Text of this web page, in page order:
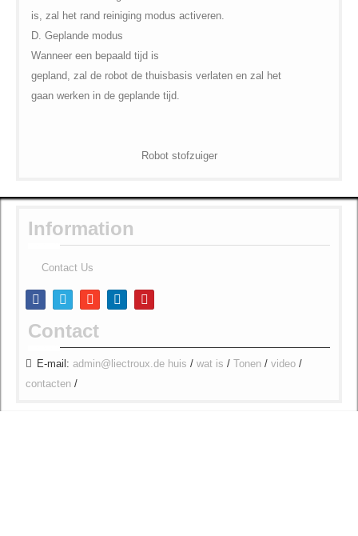
is, zal het rand reinigingmodus activeren.
D. Geplande modus
Wanneer een bepaald tijd is
gepland, zal de robot de thuisbasis verlaten enzal het
gaanwerken in de geplande tijd.
Robot stofzuiger
Information
Contact Us
Contact
E-mail: admin@liectroux.de huis / wat is / Tonen / video /
contacten /